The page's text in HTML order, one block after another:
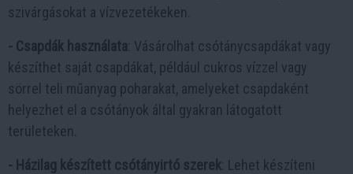
szivárgásokat a vízvezetékeken.
- Csapdák használata : Vásárolhat csótánycsapdákat vagy
készíthet saját csapdákat, például cukros vízzel vagy
sörrel teli műanyag poharakat, amelyeket csapdaként
helyezhet el a csótányok által gyakran látogatott
területeken.
- Házilag készített csótányirtó szerek : Lehet készíteni